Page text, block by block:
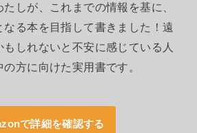
しが、これまでの情報を基に、
る本を目指して書きました！遠
しれないと不安に感じている人
方に向けた実用書です。
で詳細を確認する